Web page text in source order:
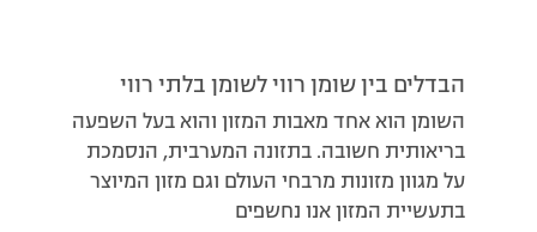
הבדלים בין שומן רווי לשומן בלתי רווי
השומן הוא אחד מאבות המזון והוא בעל השפעה
בריאותית חשובה. בתזונה המערבית, הנסמכת
על מגוון מזונות מרבחי העולם וגם מזון המיוצר
בתעשיית המזון אנו נחשפים